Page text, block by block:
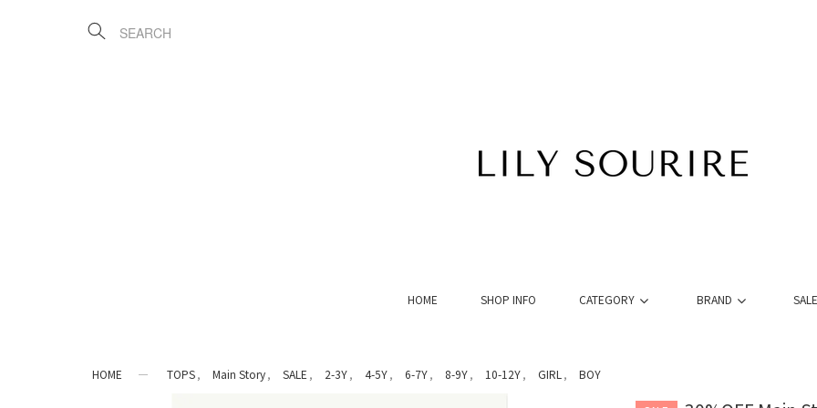
HOME SHOP INFO CATEGORY BRAND SALE
HOME TOPS Main Story SALE 2-3Y 4-5Y 6-7Y 8-9Y 10-12Y GIRL BOY